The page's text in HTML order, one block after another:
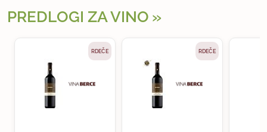
PREDLOGI ZA VINO
RDEČE RDEČE